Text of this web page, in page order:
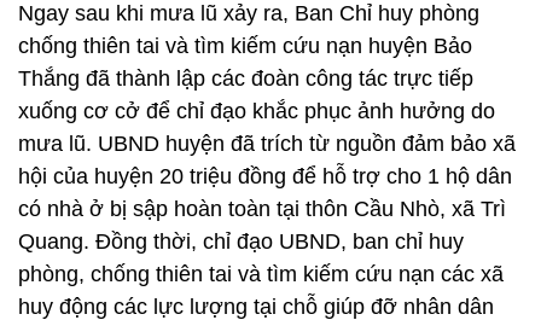
Ngay sau khi mưa lũ xảy ra, Ban Chỉ huy phòng
chống thiên tai và tìm kiếm cứu nạn huyện Bảo
Thắng đã thành lập các đoàn công tác trực tiếp
xuống cơ cở để chỉ đạo khắc phục ảnh hưởng do
mưa lũ. UBND huyện đã trích từ nguồn đảm bảo xã
hội của huyện 20 triệu đồng để hỗ trợ cho 1 hộ dân
có nhà ở bị sập hoàn toàn tại thôn Cầu Nhò, xã Trì
Quang. Đồng thời, chỉ đạo UBND, ban chỉ huy
phòng, chống thiên tai và tìm kiếm cứu nạn các xã
huy động các lực lượng tại chỗ giúp đỡ nhân dân